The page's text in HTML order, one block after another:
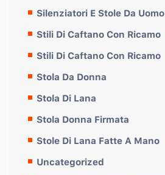
Silenziatori E Stole Da Uomo
Stili Di Caftano Con Ricamo
Stili Di Caftano Con Ricamo
Stola Da Donna
Stola Di Lana
Stola Donna Firmata
Stole Di Lana Fatte A Mano
Uncategorized